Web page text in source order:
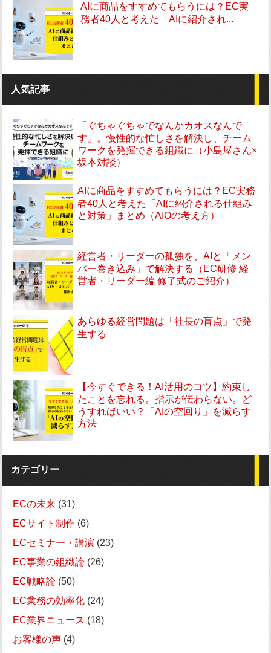
AIに商品をすすめてもらうには？EC実
務者40人と考えた「AIに紹介され...
人気記事
「ぐちゃぐちゃでなんかカオスなんで
す」。慢性的な忙しさを解決し、チーム
ワークを発揮できる組織に（小島屋さん×
坂本対談）
AIに商品をすすめてもらうには？EC実務
者40人と考えた「AIに紹介される仕組み
と対策」まとめ（AIOの考え方）
経営者・リーダーの孤独を、AIと「メン
バー巻き込み」で解決する（EC研修 経
営者・リーダー編 修了式のご紹介）
あらゆる経営問題は「社長の盲点」で発
生する
【今すぐできる！AI活用のコツ】約束し
たことを忘れる。指示が伝わらない。ど
うすればいい？「AIの空回り」を減らす
方法
カテゴリー
ECの未来 (31)
ECサイト制作 (6)
ECセミナー・講演 (23)
EC事業の組織論 (26)
EC戦略論 (50)
EC業務の効率化 (24)
EC業界ニュース (18)
お客様の声 (4)